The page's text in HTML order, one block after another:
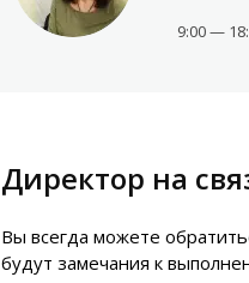
9:00 —
Директор на
Вы всегда можете
будут замечания к